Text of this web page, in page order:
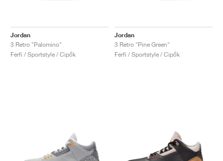
Jordan
3 Retro "Palomino"
Férfi / Sportstyle / Cipők
Jordan
3 Retro "Pine Green"
Férfi / Sportstyle / Cipők